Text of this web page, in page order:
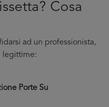
Cosa
ad un professionista,
legittime:
Porte Su